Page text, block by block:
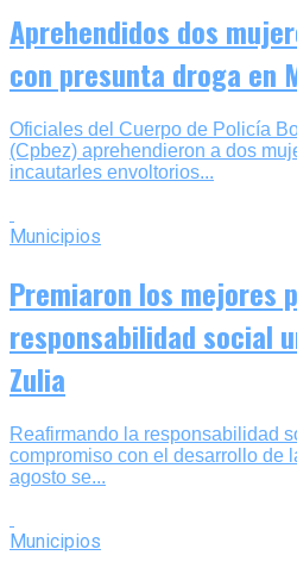
Aprehendidos dos
con presunta droga en
Oficiales del Cuerpo de Policía
(Cpbez) aprehendieron a dos
incautarles envoltorios...
Municipios
Premiaron los mejores
responsabilidad social
Zulia
Reafirmando la responsabilidad
compromiso con el desarrollo de
agosto se...
Municipios